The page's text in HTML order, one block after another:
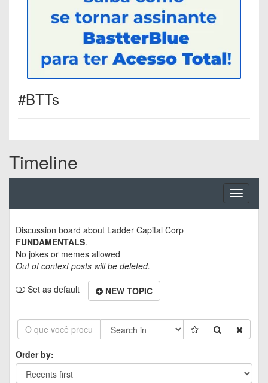
#BTTs
Timeline
Toggle
Discussion board about Ladder Capital Corp
FUNDAMENTALS.
No jokes or memes allowed
Out of context posts will be deleted.
Set as default
NEW TOPIC
Order by: